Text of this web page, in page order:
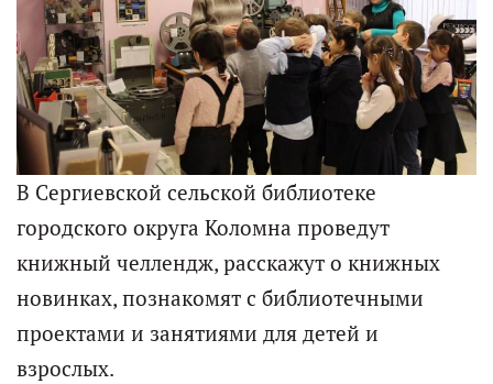
В Сергиевской сельской библиотеке
городского округа Коломна проведут
книжный челлендж, расскажут о книжных
новинках, познакомят с библиотечными
проектами и занятиями для детей и
взрослых.